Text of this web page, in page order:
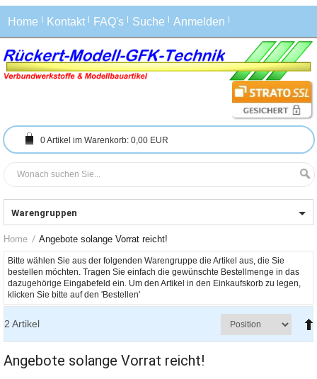
Home Kontakt FAQ's Suche Anmelden
0Artikel im Warenkorb: 0,00 EUR
Warengruppen
Home Angebote solange Vorrat reicht!
Bitte wählen Sie aus der folgenden Warengruppe die Artikel aus, die Sie
bestellen möchten. Tragen Sie einfach die gewünschte Bestellmenge in das
dazugehörige Eingabefeld ein. Um den Artikel in den Einkaufskorb zu legen,
2 Artikel
Angebote solange Vorrat reicht!